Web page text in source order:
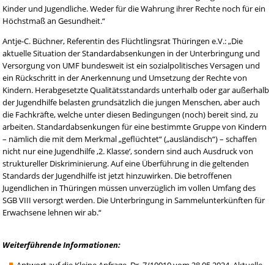
Kinder und Jugendliche. Weder für die Wahrung ihrer Rechte noch für ein
Höchstmaß an Gesundheit.“
Antje-C. Büchner, Referentin des Flüchtlingsrat Thüringen e.V.: „Die
aktuelle Situation der Standardabsenkungen in der Unterbringung und
Versorgung von UMF bundesweit ist ein sozialpolitisches Versagen und
ein Rückschritt in der Anerkennung und Umsetzung der Rechte von
Kindern. Herabgesetzte Qualitätsstandards unterhalb oder gar außerhalb
der Jugendhilfe belasten grundsätzlich die jungen Menschen, aber auch
die Fachkräfte, welche unter diesen Bedingungen (noch) bereit sind, zu
arbeiten. Standardabsenkungen für eine bestimmte Gruppe von Kindern
– nämlich die mit dem Merkmal „geflüchtet“ („ausländisch“) – schaffen
nicht nur eine Jugendhilfe ‚2. Klasse‘, sondern sind auch Ausdruck von
struktureller Diskriminierung. Auf eine Überführung in die geltenden
Standards der Jugendhilfe ist jetzt hinzuwirken. Die betroffenen
Jugendlichen in Thüringen müssen unverzüglich im vollen Umfang des
SGB VIII versorgt werden. Die Unterbringung in Sammelunterkünften für
Erwachsene lehnen wir ab.“
Weiterführende Informationen: